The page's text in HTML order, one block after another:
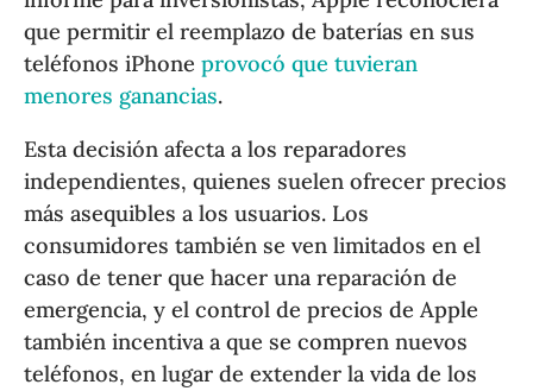
que permitir el reemplazo de baterías en sus
teléfonos iPhone provocó que tuvieran
menores ganancias.
Esta decisión afecta a los reparadores
independientes, quienes suelen ofrecer precios
más asequibles a los usuarios. Los
consumidores también se ven limitados en el
caso de tener que hacer una reparación de
emergencia, y el control de precios de Apple
también incentiva a que se compren nuevos
teléfonos, en lugar de extender la vida de los